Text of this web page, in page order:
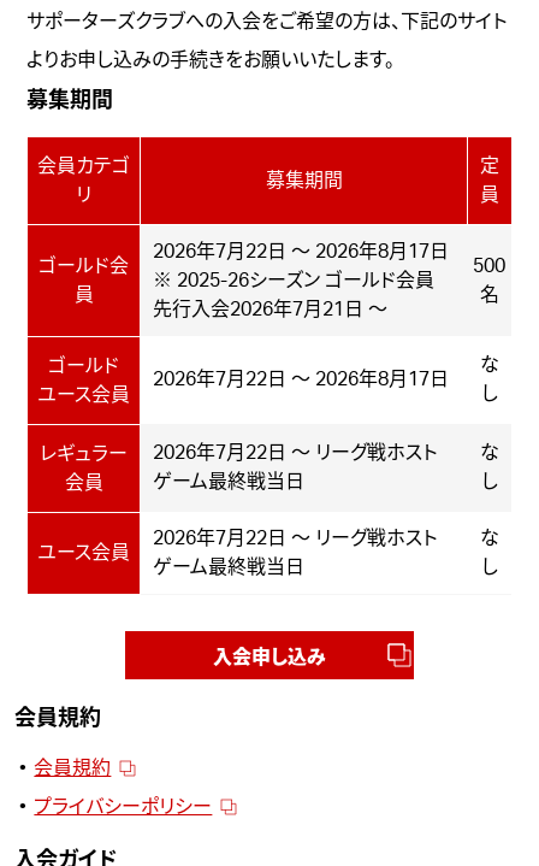
サポーターズクラブへの入会をご希望の方は、下記のサイト
よりお申し込みの手続きをお願いいたします。
募集期間
会員カテゴ
リ
募集期間
定
員
ゴールド会
員
2026年7月22日 ～ 2026年8月17日
※ 2025-26シーズン ゴールド会員
先行入会2026年7月21日 ～
500
名
ゴールド
ユース会員
2026年7月22日 ～ 2026年8月17日
な
し
レギュラー
会員
2026年7月22日 ～ リーグ戦ホスト
ゲーム最終戦当日
な
し
ユース会員
2026年7月22日 ～ リーグ戦ホスト
ゲーム最終戦当日
な
し
入会申し込み
会員規約
会員規約
プライバシーポリシー
入会ガイド